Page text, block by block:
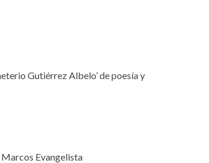
Gutiérrez Albelo’ de poesía y
Marcos Evangelista